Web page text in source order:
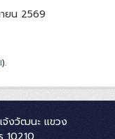
ยน 2569
).
จ้งวัฒนะ แขวง